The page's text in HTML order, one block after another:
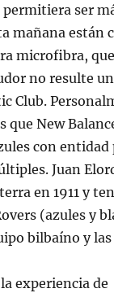
permitiera ser
mañana
microfibra,
no resulte
Club.
que New
con
Juan
en 1911 y
(azules y
bilbaíno y
experiencia de